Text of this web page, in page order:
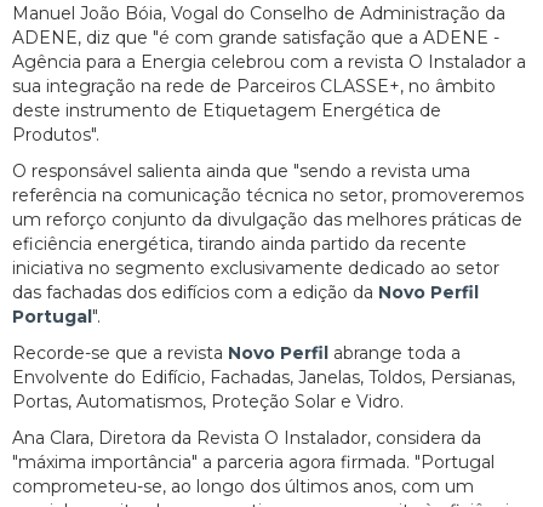
Manuel João Bóia, Vogal do Conselho de Administração da
ADENE, diz que "é com grande satisfação que a ADENE -
Agência para a Energia celebrou com a revista O Instalador a
sua integração na rede de Parceiros CLASSE+, no âmbito
deste instrumento de Etiquetagem Energética de
Produtos".
O responsável salienta ainda que "sendo a revista uma
referência na comunicação técnica no setor, promoveremos
um reforço conjunto da divulgação das melhores práticas de
eficiência energética, tirando ainda partido da recente
iniciativa no segmento exclusivamente dedicado ao setor
das fachadas dos edifícios com a edição da Novo Perfil
Portugal".
Recorde-se que a revista Novo Perfil abrange toda a
Envolvente do Edifício, Fachadas, Janelas, Toldos, Persianas,
Portas, Automatismos, Proteção Solar e Vidro.
Ana Clara, Diretora da Revista O Instalador, considera da
"máxima importância" a parceria agora firmada. "Portugal
comprometeu-se, ao longo dos últimos anos, com um